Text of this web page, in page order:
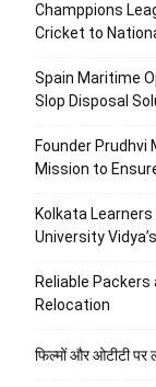
Champpions
Cricket to
Spain Maritime
Slop Disposal
Founder Prudhvi
Mission to
Kolkata
University
Reliable
Relocation
फिल्मों और ओटीटी पर